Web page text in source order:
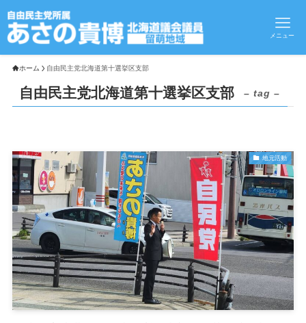
メニュー
ホーム 自由民主党北海道第十選挙区支部
自由民主党北海道第十選挙区支部 – tag –
地元活動